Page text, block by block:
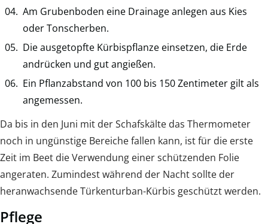
Am Grubenboden eine Drainage anlegen aus Kies
oder Tonscherben.
Die ausgetopfte Kürbispflanze einsetzen, die Erde
andrücken und gut angießen.
Ein Pflanzabstand von 100 bis 150 Zentimeter gilt als
angemessen.
Da bis in den Juni mit der Schafskälte das Thermometer
noch in ungünstige Bereiche fallen kann, ist für die erste
Zeit im Beet die Verwendung einer schützenden Folie
angeraten. Zumindest während der Nacht sollte der
heranwachsende Türkenturban-Kürbis geschützt werden.
Pflege